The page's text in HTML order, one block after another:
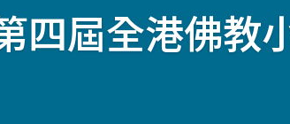
四屆全港佛教